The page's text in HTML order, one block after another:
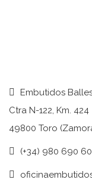
Embutidos
Ctra N-122, Km. 424
49800 Toro
(+34) 980 690